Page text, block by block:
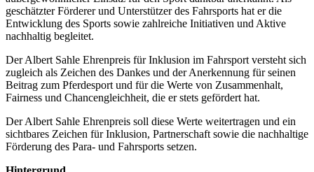
geschätzter Förderer und Unterstützer des Fahrsports hat er die
Entwicklung des Sports sowie zahlreiche Initiativen und Aktive
nachhaltig begleitet.
Der Albert Sahle Ehrenpreis für Inklusion im Fahrsport versteht sich
zugleich als Zeichen des Dankes und der Anerkennung für seinen
Beitrag zum Pferdesport und für die Werte von Zusammenhalt,
Fairness und Chancengleichheit, die er stets gefördert hat.
Der Albert Sahle Ehrenpreis soll diese Werte weitertragen und ein
sichtbares Zeichen für Inklusion, Partnerschaft sowie die nachhaltige
Förderung des Para- und Fahrsports setzen.